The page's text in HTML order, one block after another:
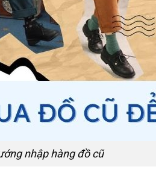
nhập hàng đồ cũ